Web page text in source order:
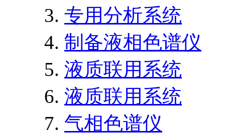
专用分析系统
制备液相色谱仪
液质联用系统
液质联用系统
气相色谱仪